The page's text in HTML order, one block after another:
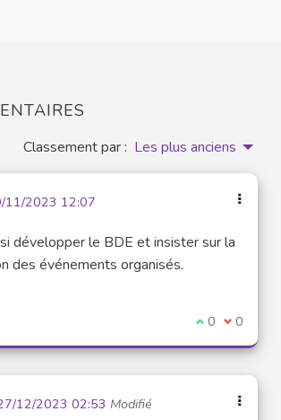
Classement par : Les plus anciens
11/2023 12:07
développer le BDE et insister sur la
des événements organisés.
Je suis
0 Je ne
0
12/2023 02:53 Modifié